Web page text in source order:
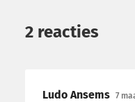
2 reacties
Ludo Ansems 7